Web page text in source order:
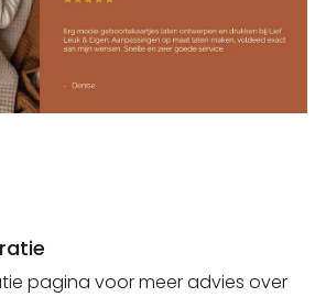
pagina voor meer advies over